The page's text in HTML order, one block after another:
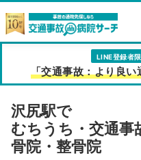
LINE登録者限
「交通事故：より良い
沢尻駅で
むちうち・交通事
骨院・整骨院